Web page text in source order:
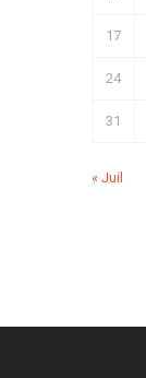
17
24
31
« Juil